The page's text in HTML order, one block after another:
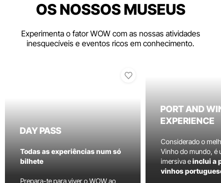
OS NOSSOS MUSEUS
Experimenta o fator WOW com as nossas atividades
inesquecíveis e eventos ricos em conhecimento.
DAY PASS
Todas as experiências num só
bilhete
Prepara-te para viver o WOW ao
PORT AND
EXPERIENCE
Considerado o
Vinho do mundo, é
imersiva einclui a
vinhos